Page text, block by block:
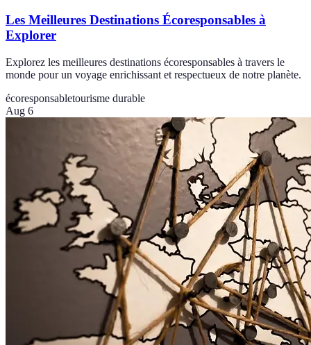
Les Meilleures Destinations Écoresponsables à
Explorer
Explorez les meilleures destinations écoresponsables à travers le
monde pour un voyage enrichissant et respectueux de notre planète.
écoresponsabletourisme durable
Aug 6